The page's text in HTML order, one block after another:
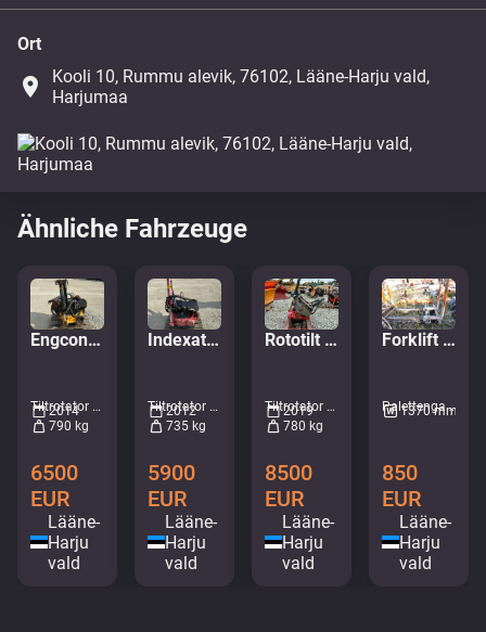
Ort
place
Kooli 10, Rummu alevik, 76102, Lääne-Harju vald,
Harjumaa
Ähnliche Fahrzeuge
Engcon Tiltrotator EC226
Tiltrotator • M998-7760
2014
790 kg
6500
EUR
Lääne-
Harju
vald
Indexator RT80 S70
Tiltrotator • M085-9492
2012
735 kg
5900
EUR
Lääne-
Harju
vald
Rototilt R8 S70
Tiltrotator • M182-5419
2019
780 kg
8500
EUR
Lääne-
Harju
vald
Forklift mast with forks/ Tõstuki mast käppadega
Palettengabeln • M748-9632
1370 mm
850
EUR
Lääne-
Harju
vald